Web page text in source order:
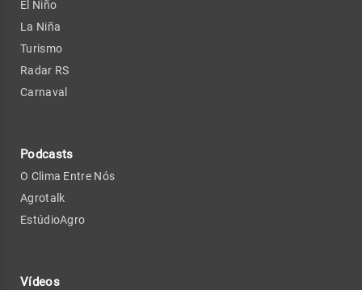
El Niño
La Niña
Turismo
Radar RS
Carnaval
Podcasts
O Clima Entre Nós
Agrotalk
EstúdioAgro
Vídeos